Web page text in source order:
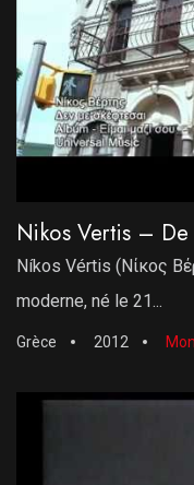
Nikos Vertis –
Níkos Vértis (Νίκος
moderne, né le 21...
Grèce 2012